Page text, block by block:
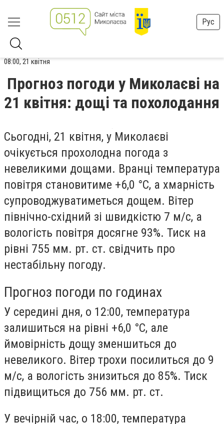
Рус
08:00, 21 квітня
Прогноз погоди у Миколаєві на
21 квітня: дощі та похолодання
Сьогодні, 21 квітня, у Миколаєві
очікується прохолодна погода з
невеликими дощами. Вранці температура
повітря становитиме +6,0 °С, а хмарність
супроводжуватиметься дощем. Вітер
північно-східний зі швидкістю 7 м/с, а
вологість повітря досягне 93%. Тиск на
рівні 755 мм. рт. ст. свідчить про
нестабільну погоду.
Прогноз погоди по годинах
У середині дня, о 12:00, температура
залишиться на рівні +6,0 °С, але
ймовірність дощу зменшиться до
невеликого. Вітер трохи посилиться до 9
м/с, а вологість знизиться до 85%. Тиск
підвищиться до 756 мм. рт. ст.
У вечірній час, о 18:00, температура